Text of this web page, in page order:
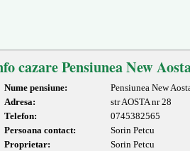
cazare Pensiunea New
Nume pensiune:
Pensiunea New
Adresa:
str AOSTA nr 28
Telefon:
0745382565
Persoana contact:
Sorin Petcu
Proprietar:
Sorin Petcu